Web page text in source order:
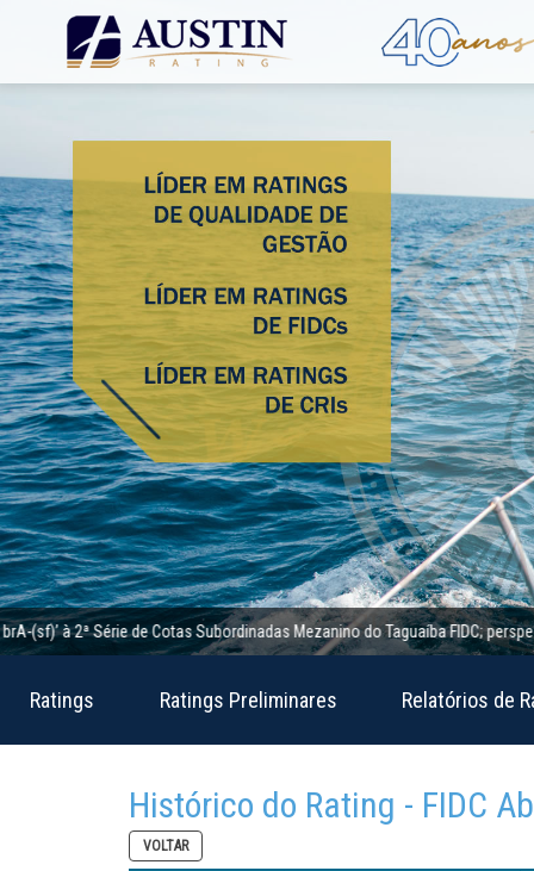
Série de Cotas Subordinadas Mezanino do Taguaíba FIDC; perspectiva
Ratings Ratings Preliminares Relatórios de
Histórico do Rating - FIDC
VOLTAR